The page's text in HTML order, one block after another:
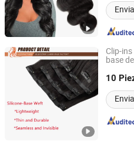
Clip-ins
base
10
Guangzhou Labor Hair Factory
Guangdong, China